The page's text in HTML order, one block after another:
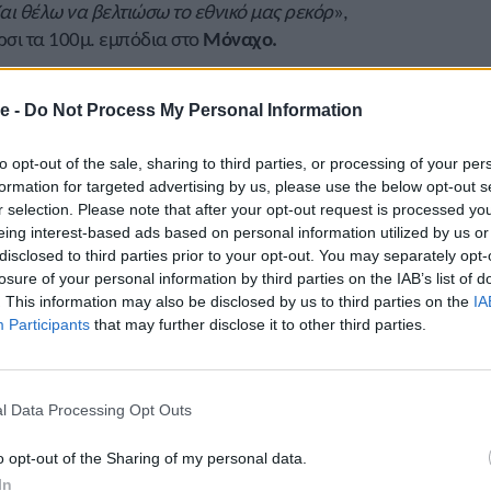
- Do Not Process My Personal Information
opt-out of the sale, sharing to third parties, or processing of your
for targeted advertising by us, please use the below opt-out
selection. Please note that after your opt-out request is processed
interest-based ads based on personal information utilized by us
to third parties prior to your opt-out. You may separately
of your personal information by third parties on the IAB’s list of
This information may also be disclosed by us to third parties on the
Participants that may further disclose it to other third parties.
Data Processing Opt Outs
opt-out of the Sharing of my personal data.
θέλω να βελτιώσω το εθνικό μας ρεκόρ»,
τα 100μ. εμπόδια στο Μόναχο.
ολυμπιονίκης
σε 6.61. Στο ίδιο αγώνισμα στις γυναίκες
ρεκόρ. Τρίτη ήταν ηΤριστάν Έβελιναπό το
σε 7.19 και πέτυχε εθνικό και ατομικό
ήταν ο ΚουβανόςΡότζερ Ιριμπάρνεμε 7.55, με
με 7.59 και τρίτος ήταν ο Κύπριος πρωταθλητής
στη σεζόν. Στο επί κοντώ νικητής ήταν ο
δεύτερο τον ΑμερικανόΣαμ Κέντρικς,τον
Στέκιμε 5,70μ. Στο αγώνισμα μετείχε και ο